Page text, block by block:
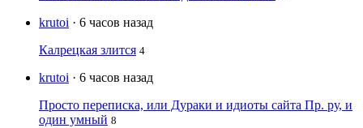
krutoi · 6 часов назад
Калрецкая злится 4
krutoi · 6 часов назад
Просто переписка, или Дураки и идиоты сайта Пр. ру, и
один умный 8